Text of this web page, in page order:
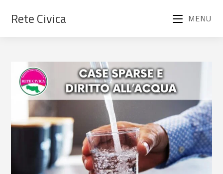
Rete Civica MENU